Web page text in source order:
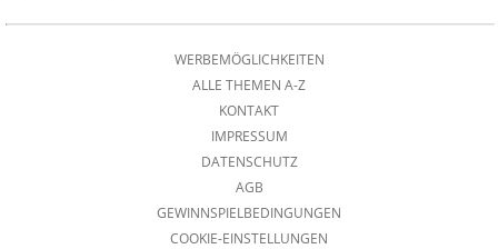
WERBEMÖGLICHKEITEN
ALLE THEMEN A-Z
KONTAKT
IMPRESSUM
DATENSCHUTZ
AGB
GEWINNSPIELBEDINGUNGEN
COOKIE-EINSTELLUNGEN